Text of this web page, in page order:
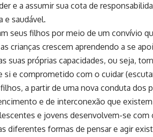
e a assumir sua cota de
e saudável.
seus filhos por meio de um convívio
crianças crescem aprendendo a se
suas próprias capacidades, ou seja,
si e comprometido com o cuidar
a partir de uma nova conduta dos
e de interconexão que
e jovens desenvolvem-se
diferentes formas de pensar e agir